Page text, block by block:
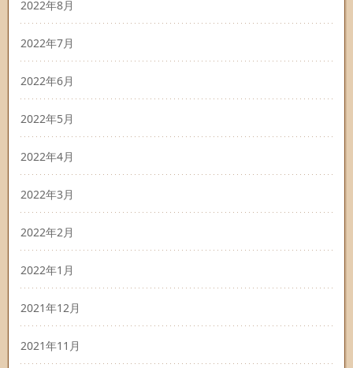
2022年8月
2022年7月
2022年6月
2022年5月
2022年4月
2022年3月
2022年2月
2022年1月
2021年12月
2021年11月